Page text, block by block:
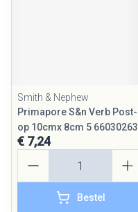
Smith & Nephew
Primapore S&n Verb Post-
op 10cmx 8cm 5 66030263
€ 7,24
Bestel